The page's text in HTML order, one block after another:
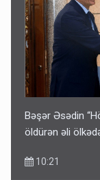
Bəşər Əsədin
öldürən əli
10:21